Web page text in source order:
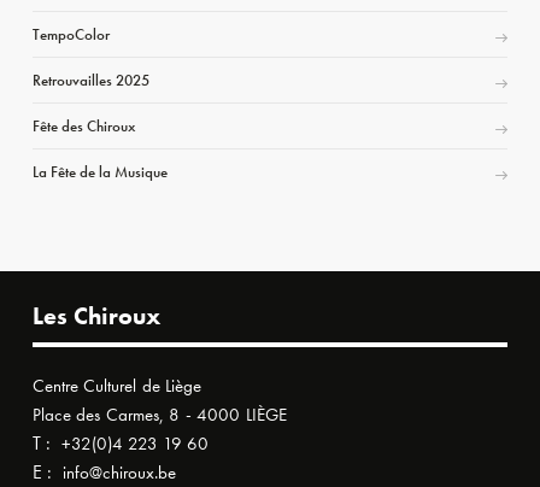
TempoColor
Retrouvailles 2025
Fête des Chiroux
La Fête de la Musique
Les Chiroux
Centre Culturel de Liège
Place des Carmes, 8 - 4000 LIÈGE
T : +32(0)4 223 19 60
E : info@chiroux.be